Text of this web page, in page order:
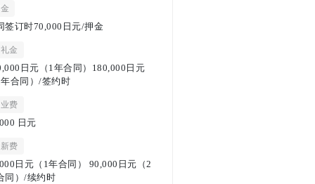
签订时70,000日元/押金
金
日元（1年合同）180,000日元
年合同）/签约时
费
日元
费
日元（1年合同） 90,000日元（2
同）/续约时